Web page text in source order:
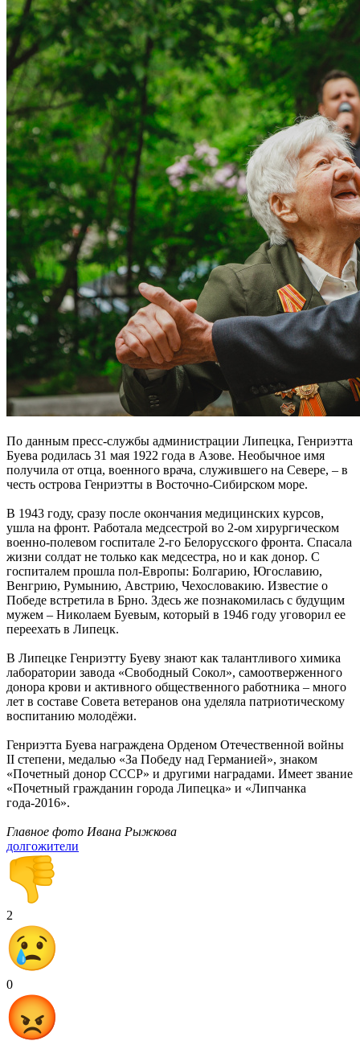
По данным пресс-службы администрации Липецка, Генриэтта
Буева родилась 31 мая 1922 года в Азове. Необычное имя
получила от отца, военного врача, служившего на Севере, – в
честь острова Генриэтты в Восточно-Сибирском море.
В 1943 году, сразу после окончания медицинских курсов,
ушла на фронт. Работала медсестрой во 2-ом хирургическом
военно-полевом госпитале 2-го Белорусского фронта. Спасала
жизни солдат не только как медсестра, но и как донор. С
госпиталем прошла пол-Европы: Болгарию, Югославию,
Венгрию, Румынию, Австрию, Чехословакию. Известие о
Победе встретила в Брно. Здесь же познакомилась с будущим
мужем – Николаем Буевым, который в 1946 году уговорил ее
переехать в Липецк.
В Липецке Генриэтту Буеву знают как талантливого химика
лаборатории завода «Свободный Сокол», самоотверженного
донора крови и активного общественного работника – много
лет в составе Совета ветеранов она уделяла патриотическому
воспитанию молодёжи.
Генриэтта Буева награждена Орденом Отечественной войны
II степени, медалью «За Победу над Германией», знаком
«Почетный донор СССР» и другими наградами. Имеет звание
«Почетный гражданин города Липецка» и «Липчанка
года-2016».
Главное фото Ивана Рыжкова
долгожители
2
0